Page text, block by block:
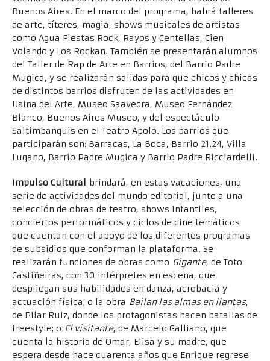
Buenos Aires. En el marco del programa, habrá talleres
de arte, títeres, magia, shows musicales de artistas
como Agua Fiestas Rock, Rayos y Centellas, Cien
Volando y Los Rockan. También se presentarán alumnos
del Taller de Rap de Arte en Barrios, del Barrio Padre
Mugica, y se realizarán salidas para que chicos y chicas
de distintos barrios disfruten de las actividades en
Usina del Arte, Museo Saavedra, Museo Fernández
Blanco, Buenos Aires Museo, y del espectáculo
Saltimbanquis en el Teatro Apolo. Los barrios que
participarán son: Barracas, La Boca, Barrio 21.24, Villa
Lugano, Barrio Padre Mugica y Barrio Padre Ricciardelli.
Impulso Cultural brindará, en estas vacaciones, una
serie de actividades del mundo editorial, junto a una
selección de obras de teatro, shows infantiles,
conciertos performáticos y ciclos de cine temáticos
que cuentan con el apoyo de los diferentes programas
de subsidios que conforman la plataforma. Se
realizarán funciones de obras como Gigante, de Toto
Castiñeiras, con 30 intérpretes en escena, que
despliegan sus habilidades en danza, acrobacia y
actuación física; o la obra Bailan las almas en llantas,
de Pilar Ruiz, donde los protagonistas hacen batallas de
freestyle; o El visitante, de Marcelo Galliano, que
cuenta la historia de Omar, Elisa y su madre, que
espera desde hace cuarenta años que Enrique regrese